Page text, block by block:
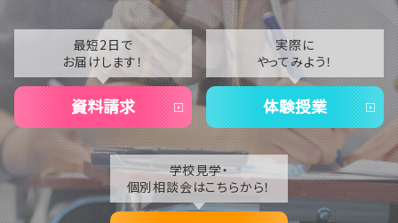
2021
2020
最短2日で
お届けします！
資料請求
実際に
やってみよう！
体験授業
学校見学・
個別相談会はこちらから！